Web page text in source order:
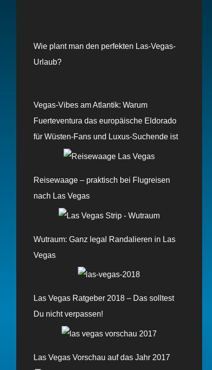
Wie plant man den perfekten Las-Vegas-
Urlaub?
Vegas-Vibes am Atlantik: Warum
Fuerteventura das europäische Eldorado
für Wüsten-Fans und Luxus-Suchende ist
Reisewaage – praktisch bei Flugreisen
nach Las Vegas
Wutraum: Ganz legal Randalieren in Las
Vegas
Las Vegas Ratgeber 2018 – Das solltest
Du nicht verpassen!
Las Vegas Vorschau auf das Jahr 2017